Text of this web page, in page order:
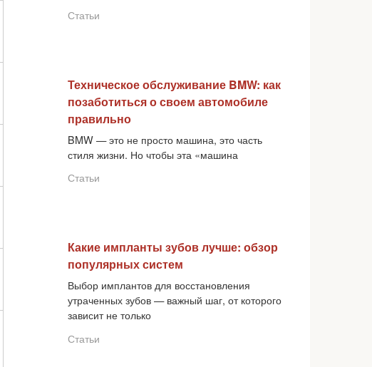
Статьи
Техническое обслуживание BMW: как
позаботиться о своем автомобиле
правильно
BMW — это не просто машина, это часть
стиля жизни. Но чтобы эта «машина
Статьи
Какие импланты зубов лучше: обзор
популярных систем
Выбор имплантов для восстановления
утраченных зубов — важный шаг, от которого
зависит не только
Статьи